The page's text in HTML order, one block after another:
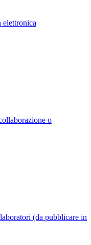
elettronica
o
(da pubblicare in